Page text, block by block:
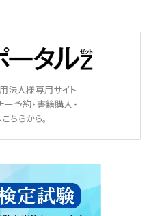
法人様専用サイト
予約・書籍購入・
ちらから。